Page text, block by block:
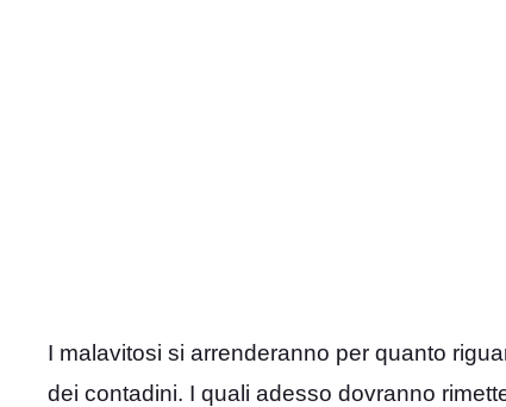
I malavitosi si arrenderanno per quanto
dei contadini. I quali adesso dovranno